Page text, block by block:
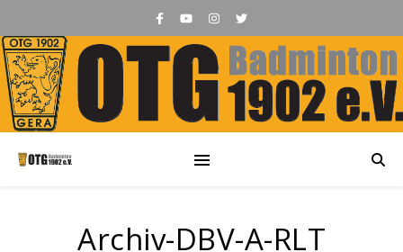
Archiv-DBV-A-RLT